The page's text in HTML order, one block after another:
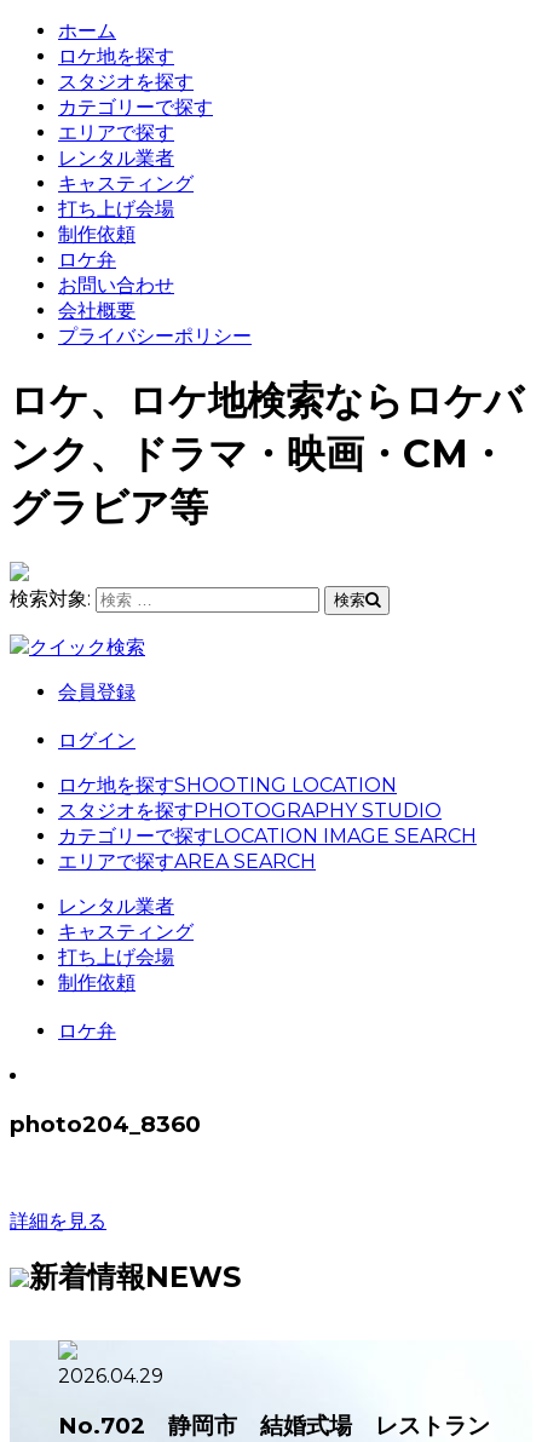
ホーム
ロケ地を探す
スタジオを探す
カテゴリーで探す
エリアで探す
レンタル業者
キャスティング
打ち上げ会場
制作依頼
ロケ弁
お問い合わせ
会社概要
プライバシーポリシー
ロケ、ロケ地検索ならロケバ
ンク、ドラマ・映画・CM・
グラビア等
検索対象: 検索
クイック検索
会員登録
ログイン
ロケ地を探すSHOOTING LOCATION
スタジオを探すPHOTOGRAPHY STUDIO
カテゴリーで探すLOCATION IMAGE SEARCH
エリアで探すAREA SEARCH
レンタル業者
キャスティング
打ち上げ会場
制作依頼
ロケ弁
photo204_8360
詳細を見る
新着情報NEWS
2026.04.29
No.702 静岡市 結婚式場 レストラン